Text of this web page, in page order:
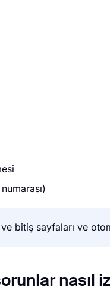
bitiş sayfaları ve
nasıl